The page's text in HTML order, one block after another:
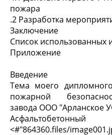
пожара
.2 Разработка
Заключение
Список использованных
Приложение
Введение
Тема моего
пожарной
завода ООО "Арланское
<#"864360.files/